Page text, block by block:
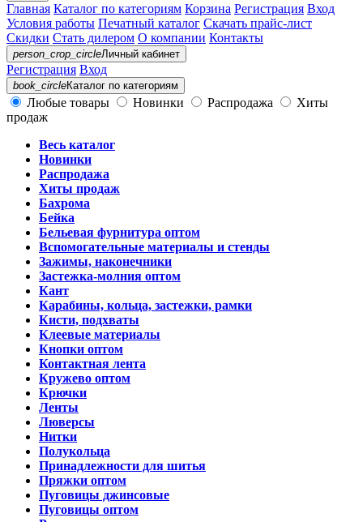
Главная Каталог по категориям Корзина Регистрация Вход
Условия работы Печатный каталог Скачать прайс-лист
Скидки Стать дилером О компании Контакты
person_crop_circleЛичный кабинет
Регистрация Вход
book_circleКаталог по категориям
Любые товары Новинки Распродажа
Хиты
продаж
Весь каталог
Новинки
Распродажа
Хиты продаж
Бахрома
Бейка
Бельевая фурнитура оптом
Вспомогательные материалы и стенды
Зажимы, наконечники
Застежка-молния оптом
Кант
Карабины, кольца, застежки, рамки
Кисти, подхваты
Клеевые материалы
Кнопки оптом
Контактная лента
Кружево оптом
Крючки
Ленты
Люверсы
Нитки
Полукольца
Принадлежности для шитья
Пряжки оптом
Пуговицы джинсовые
Пуговицы оптом